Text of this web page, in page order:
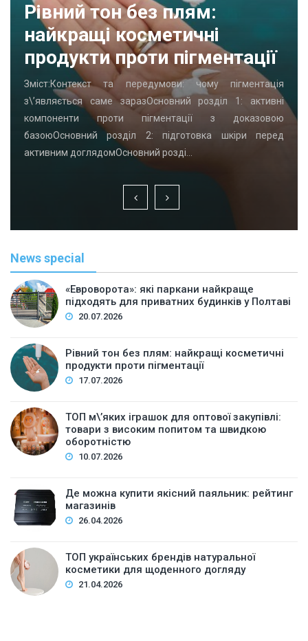
Рівний тон без плям:
найкращі косметичні
продукти проти пігментації
Зміст:Контекст та передумови: чому пігментація
з\’являється саме заразОсновний розділ 1: активні
компоненти проти пігментації з доказовою
базоюОсновний розділ 2: підготовка шкіри перед
активним доглядомОсновний розді…
News special
«Евроворота»: які паркани найкраще
підходять для приватних будинків у Полтаві
20.07.2026
Рівний тон без плям: найкращі косметичні
продукти проти пігментації
17.07.2026
ТОП м\’яких іграшок для оптової закупівлі:
товари з високим попитом та швидкою
оборотністю
10.07.2026
Де можна купити якісний паяльник: рейтинг
магазинів
26.04.2026
ТОП українських брендів натуральної
косметики для щоденного догляду
21.04.2026